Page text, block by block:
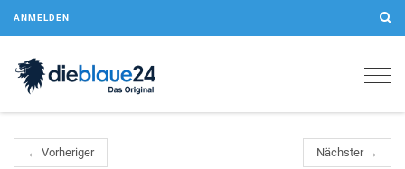
ANMELDEN
← Vorheriger Nächster →